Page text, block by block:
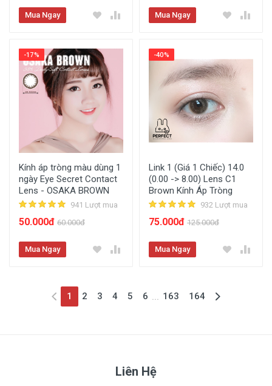
Mua Ngay Mua Ngay
-17%
Kính áp tròng màu dùng 1
ngày Eye Secret Contact
Lens - OSAKA BROWN
941 Lượt mua
50.000đ 60.000đ
Mua Ngay
-40%
Link 1 (Giá 1 Chiếc) 14.0
(0.00 -> 8.00) Lens C1
Brown Kính Áp Tròng
932 Lượt mua
75.000đ 125.000đ
Mua Ngay
1 (current)
2 3 4 5 6 ... 163 164
Liên Hệ